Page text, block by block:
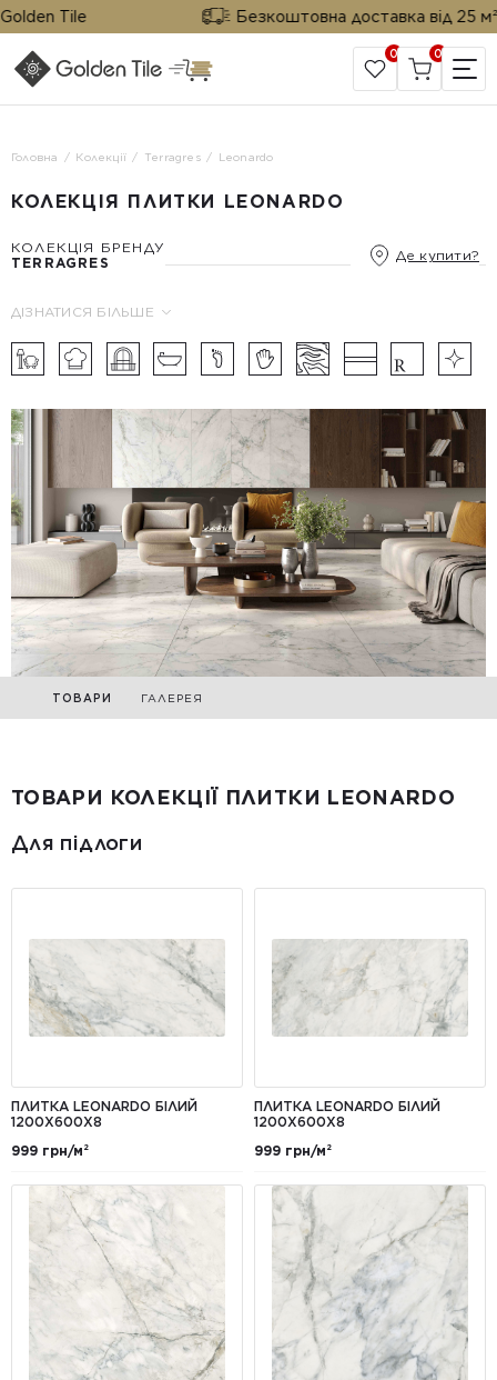
Tile Безкоштовна доставка від 25 м²
САЙТ КОМПАНІЇ
0 0
Головна Колекції Terragres Leonardo
КОЛЕКЦІЯ ПЛИТКИ LEONARDO
КОЛЕКЦІЯ БРЕНДУ
TERRAGRES
Де купити?
ДІЗНАТИСЯ БІЛЬШЕ
ТОВАРИ ГАЛЕРЕЯ
ТОВАРИ КОЛЕКЦІЇ ПЛИТКИ LEONARDO
Для підлоги
ПЛИТКА LEONARDO БІЛИЙ
1200X600X8
999 грн/м²
ПЛИТКА LEONARDO БІЛИЙ
1200X600X8
999 грн/м²